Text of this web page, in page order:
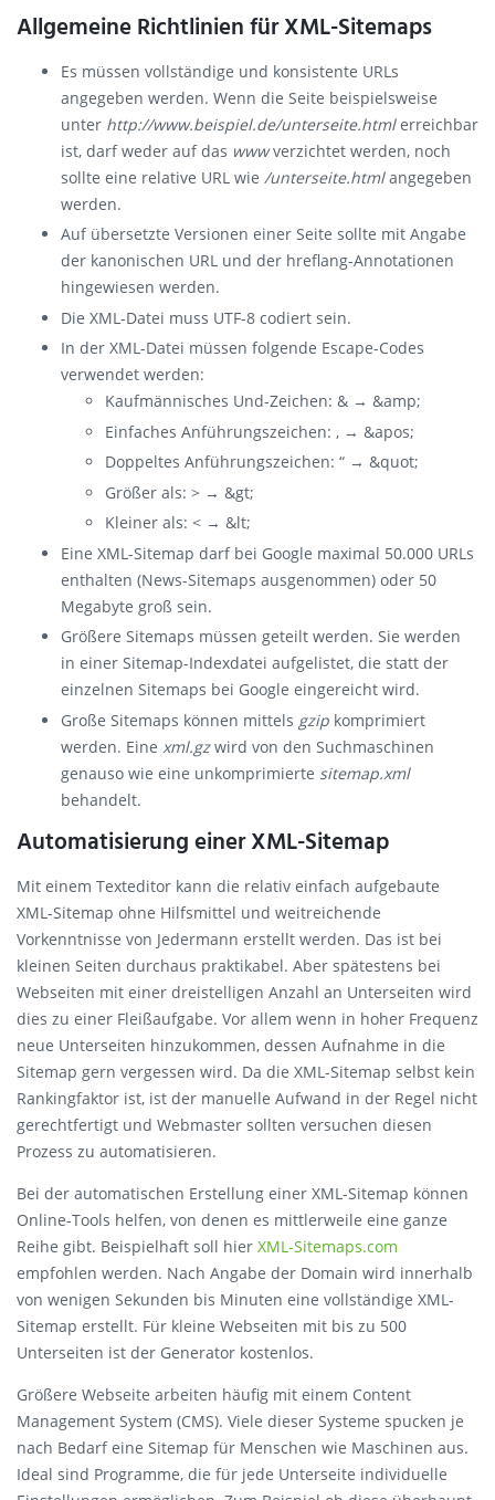
Allgemeine Richtlinien für XML-Sitemaps
Es müssen vollständige und konsistente URLs
angegeben werden. Wenn die Seite beispielsweise
unter http://www.beispiel.de/unterseite.htmlerreichbar
ist, darf weder auf das wwwverzichtet werden, noch
sollte eine relative URL wie /unterseite.htmlangegeben
werden.
Auf übersetzte Versionen einer Seite sollte mit Angabe
der kanonischen URL und der hreflang-Annotationen
hingewiesen werden.
Die XML-Datei muss UTF-8 codiert sein.
In der XML-Datei müssen folgende Escape-Codes
verwendet werden:
Kaufmännisches Und-Zeichen: & → &amp;
Einfaches Anführungszeichen: ‚ → &apos;
Doppeltes Anführungszeichen: “ → &quot;
Größer als: > → &gt;
Kleiner als: < → &lt;
Eine XML-Sitemap darf bei Google maximal 50.000 URLs
enthalten (News-Sitemaps ausgenommen) oder 50
Megabyte groß sein.
Größere Sitemaps müssen geteilt werden. Sie werden
in einer Sitemap-Indexdatei aufgelistet, die statt der
einzelnen Sitemaps bei Google eingereicht wird.
Große Sitemaps können mittels gzip komprimiert
werden. Eine xml.gzwird von den Suchmaschinen
genauso wie eine unkomprimierte sitemap.xml
behandelt.
Automatisierung einer XML-Sitemap
Mit einem Texteditor kann die relativ einfach aufgebaute
XML-Sitemap ohne Hilfsmittel und weitreichende
Vorkenntnisse von Jedermann erstellt werden. Das ist bei
kleinen Seiten durchaus praktikabel. Aber spätestens bei
Webseiten mit einer dreistelligen Anzahl an Unterseiten wird
dies zu einer Fleißaufgabe. Vor allem wenn in hoher Frequenz
neue Unterseiten hinzukommen, dessen Aufnahme in die
Sitemap gern vergessen wird. Da die XML-Sitemap selbst kein
Rankingfaktor ist, ist der manuelle Aufwand in der Regel nicht
gerechtfertigt und Webmaster sollten versuchen diesen
Prozess zu automatisieren.
Bei der automatischen Erstellung einer XML-Sitemap können
Online-Tools helfen, von denen es mittlerweile eine ganze
Reihe gibt. Beispielhaft soll hier XML-Sitemaps.com
empfohlen werden. Nach Angabe der Domain wird innerhalb
von wenigen Sekunden bis Minuten eine vollständige XML-
Sitemap erstellt. Für kleine Webseiten mit bis zu 500
Unterseiten ist der Generator kostenlos.
Größere Webseite arbeiten häufig mit einem Content
Management System (CMS). Viele dieser Systeme spucken je
nach Bedarf eine Sitemap für Menschen wie Maschinen aus.
Ideal sind Programme, die für jede Unterseite individuelle